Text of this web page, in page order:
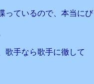
っているので、本当に
歌手なら歌手に徹して